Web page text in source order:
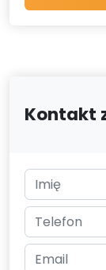
Kontakt